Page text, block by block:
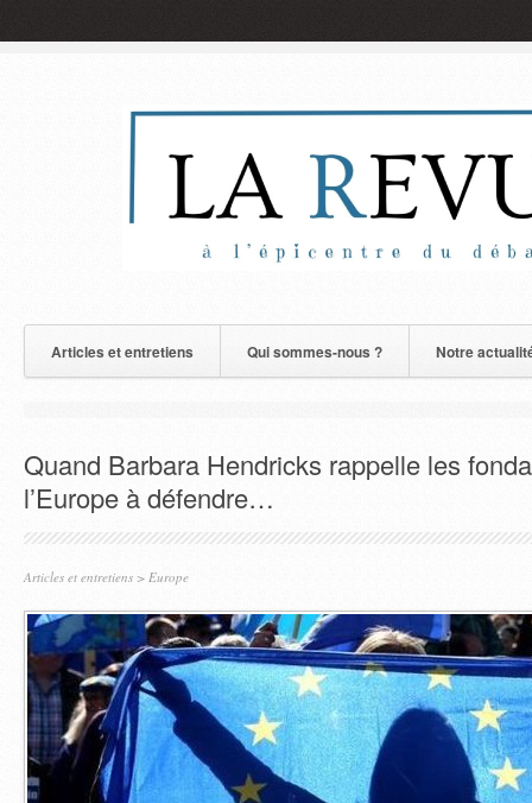
Articles et entretiens Qui sommes-nous ? Notre
Quand Barbara Hendricks rappelle les
l’Europe à défendre…
Articles et entretiens > Europe